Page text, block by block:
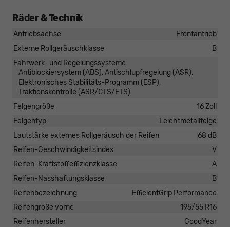
Räder & Technik
Antriebsachse
Frontantrieb
Externe Rollgeräuschklasse
B
Fahrwerk- und Regelungssysteme
Antiblockiersystem (ABS), Antischlupfregelung (ASR),
Elektronisches Stabilitäts-Programm (ESP),
Traktionskontrolle (ASR/CTS/ETS)
Felgengröße
16 Zoll
Felgentyp
Leichtmetallfelge
Lautstärke externes Rollgeräusch der Reifen
68 dB
Reifen-Geschwindigkeitsindex
V
Reifen-Kraftstoffeffizienzklasse
A
Reifen-Nasshaftungsklasse
B
Reifenbezeichnung
EfficientGrip Performance
Reifengröße vorne
195/55 R16
Reifenhersteller
GoodYear